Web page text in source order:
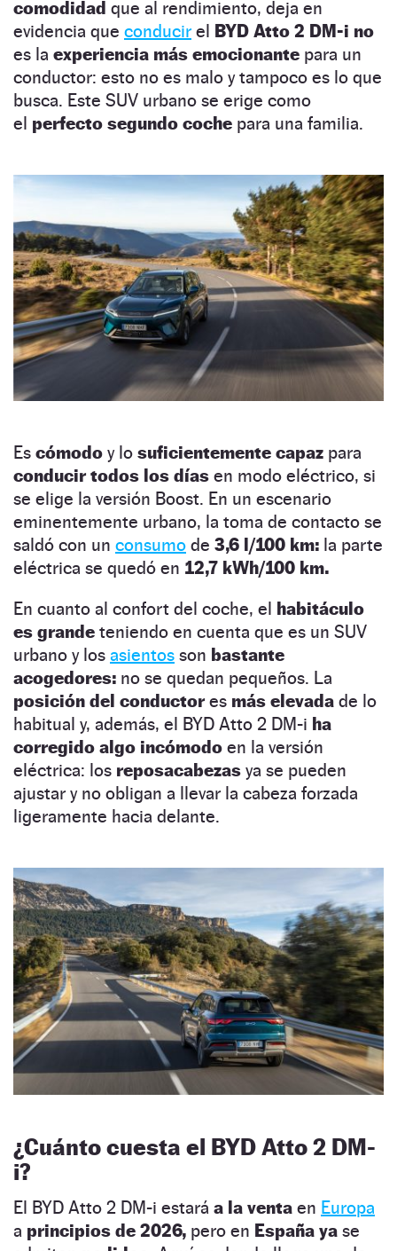
comodidad que al rendimiento, deja en
evidencia que conducir el BYD Atto 2 DM-i no
es la experiencia más emocionante para un
conductor: esto no es malo y tampoco es lo que
busca. Este SUV urbano se erige como
el perfecto segundo coche para una familia.
Es cómodo y lo suficientemente capaz para
conducir todos los días en modo eléctrico, si
se elige la versión Boost. En un escenario
eminentemente urbano, la toma de contacto se
saldó con un consumo de 3,6 l/100 km: la parte
eléctrica se quedó en 12,7 kWh/100 km.
En cuanto al confort del coche, el habitáculo
es grande teniendo en cuenta que es un SUV
urbano y los asientos son bastante
acogedores: no se quedan pequeños. La
posición del conductores más elevada de lo
habitual y, además, el BYD Atto 2 DM-i ha
corregido algo incómodo en la versión
eléctrica: los reposacabezas ya se pueden
ajustar y no obligan a llevar la cabeza forzada
ligeramente hacia delante.
¿Cuánto cuesta el BYD Atto 2 DM-
i?
El BYD Atto 2 DM-i estará a la venta en Europa
a principios de 2026, pero en España ya se